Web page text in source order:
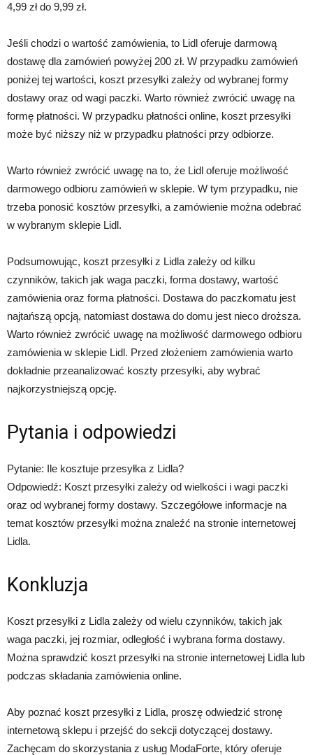
4,99 zł do 9,99 zł.
Jeśli chodzi o wartość zamówienia, to Lidl oferuje darmową
dostawę dla zamówień powyżej 200 zł. W przypadku zamówień
poniżej tej wartości, koszt przesyłki zależy od wybranej formy
dostawy oraz od wagi paczki. Warto również zwrócić uwagę na
formę płatności. W przypadku płatności online, koszt przesyłki
może być niższy niż w przypadku płatności przy odbiorze.
Warto również zwrócić uwagę na to, że Lidl oferuje możliwość
darmowego odbioru zamówień w sklepie. W tym przypadku, nie
trzeba ponosić kosztów przesyłki, a zamówienie można odebrać
w wybranym sklepie Lidl.
Podsumowując, koszt przesyłki z Lidla zależy od kilku
czynników, takich jak waga paczki, forma dostawy, wartość
zamówienia oraz forma płatności. Dostawa do paczkomatu jest
najtańszą opcją, natomiast dostawa do domu jest nieco droższa.
Warto również zwrócić uwagę na możliwość darmowego odbioru
zamówienia w sklepie Lidl. Przed złożeniem zamówienia warto
dokładnie przeanalizować koszty przesyłki, aby wybrać
najkorzystniejszą opcję.
Pytania i odpowiedzi
Pytanie: Ile kosztuje przesyłka z Lidla?
Odpowiedź: Koszt przesyłki zależy od wielkości i wagi paczki
oraz od wybranej formy dostawy. Szczegółowe informacje na
temat kosztów przesyłki można znaleźć na stronie internetowej
Lidla.
Konkluzja
Koszt przesyłki z Lidla zależy od wielu czynników, takich jak
waga paczki, jej rozmiar, odległość i wybrana forma dostawy.
Można sprawdzić koszt przesyłki na stronie internetowej Lidla lub
podczas składania zamówienia online.
Aby poznać koszt przesyłki z Lidla, proszę odwiedzić stronę
internetową sklepu i przejść do sekcji dotyczącej dostawy.
Zachęcam do skorzystania z usług ModaForte, który oferuje